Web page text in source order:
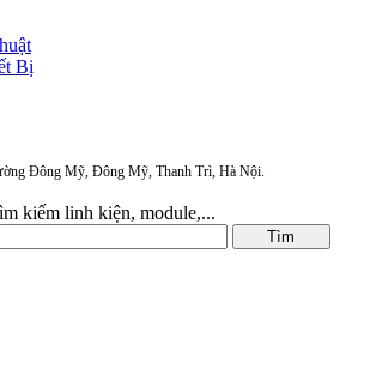
Bị
Đông Mỹ, Đông Mỹ, Thanh Trì, Hà Nội.
kiếm linh kiện, module,...